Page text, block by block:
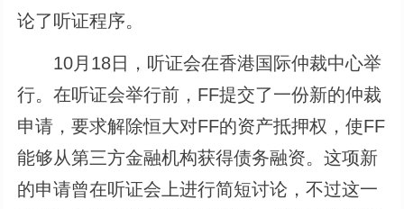
论了听证程序。
10月18日，听证会在香港国际仲裁中心举
行。在听证会举行前，FF提交了一份新的仲裁
申请，要求解除恒大对FF的资产抵押权，使FF
能够从第三方金融机构获得债务融资。这项新
的申请曾在听证会上进行简短讨论，不过这一